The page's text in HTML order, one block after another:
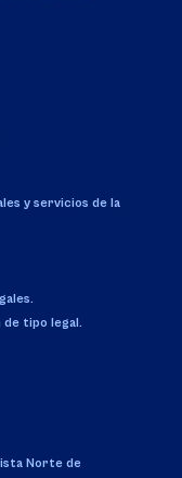
y servicios de la
de tipo legal.
Norte de